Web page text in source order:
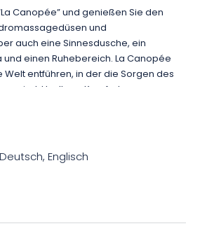
Canopée” und genießen Sie den
und
auch eine Sinnesdusche, ein
einen Ruhebereich. La Canopée
entführen, in der die Sorgen des
sind. Um Ihren Komfort zu
eine Spa-Tasche mit einem
Englisch